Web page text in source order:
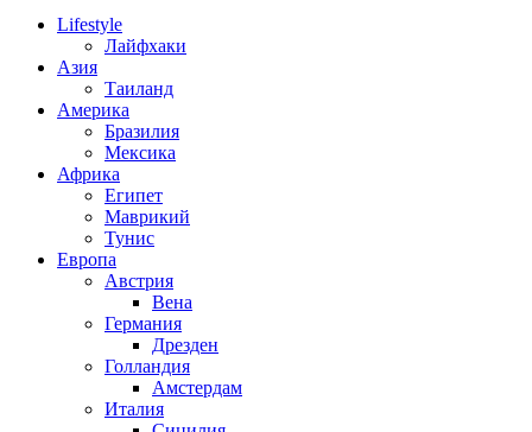
Lifestyle
Лайфхаки
Азия
Таиланд
Америка
Бразилия
Мексика
Африка
Египет
Маврикий
Тунис
Европа
Австрия
Вена
Германия
Дрезден
Голландия
Амстердам
Италия